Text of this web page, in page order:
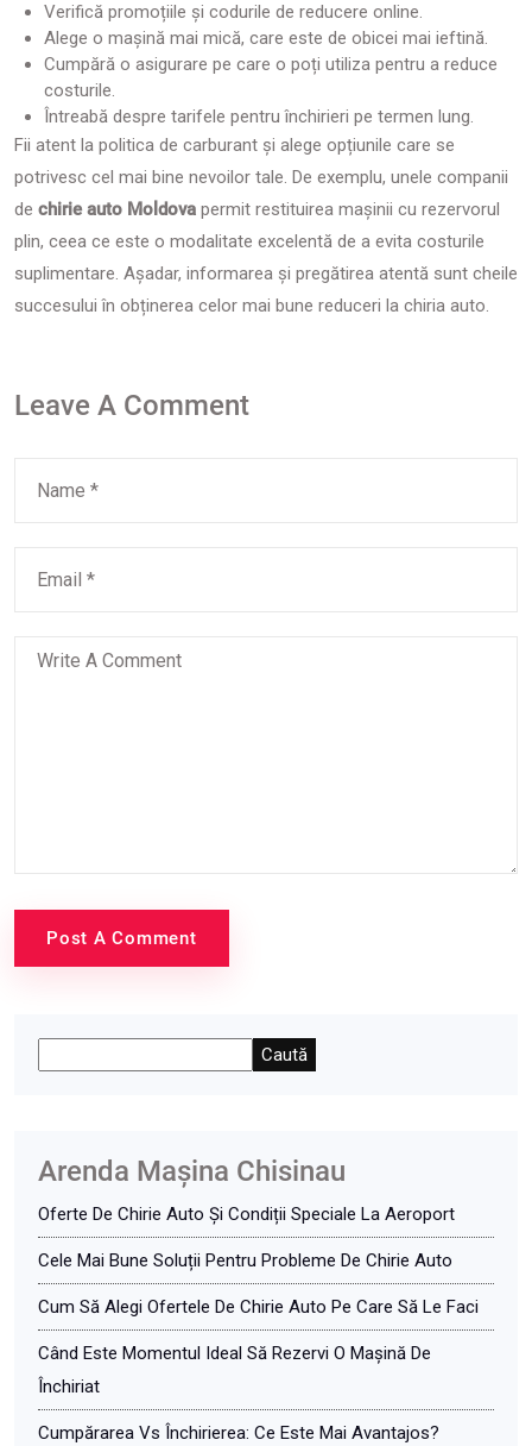
Verifică promoțiile și codurile de reducere online.
Alege o mașină mai mică, care este de obicei mai ieftină.
Cumpără o asigurare pe care o poți utiliza pentru a reduce
costurile.
Întreabă despre tarifele pentru închirieri pe termen lung.
Fii atent la politica de carburant și alege opțiunile care se
potrivesc cel mai bine nevoilor tale. De exemplu, unele companii
de chirie auto Moldova permit restituirea mașinii cu rezervorul
plin, ceea ce este o modalitate excelentă de a evita costurile
suplimentare. Așadar, informarea și pregătirea atentă sunt cheile
succesului în obținerea celor mai bune reduceri la chiria auto.
Leave A Comment
Post A Comment
Caută
Arenda Maşina Chisinau
Oferte De Chirie Auto Și Condiții Speciale La Aeroport
Cele Mai Bune Soluții Pentru Probleme De Chirie Auto
Cum Să Alegi Ofertele De Chirie Auto Pe Care Să Le Faci
Când Este Momentul Ideal Să Rezervi O Mașină De
Închiriat
Cumpărarea Vs Închirierea: Ce Este Mai Avantajos?